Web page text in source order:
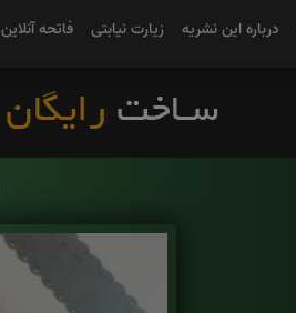
درباره این نشریه زیارت نیابتی فاتحه آنلاین